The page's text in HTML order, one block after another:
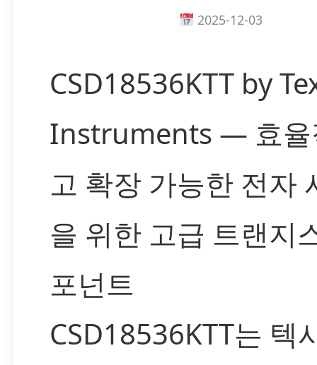
2025-12-03
CSD18536KTT by
Instruments — 효율
고 확장 가능한 전자
을 위한 고급 트랜지
포넌트
CSD18536KTT는 텍